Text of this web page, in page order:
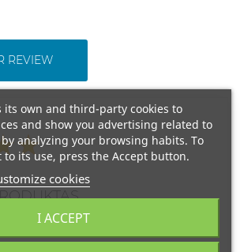
REVIEW
its own and third-party cookies to
and show you advertising related to
analyzing your browsing habits. To
to its use, press the Accept button.
cookies
I ACCEPT